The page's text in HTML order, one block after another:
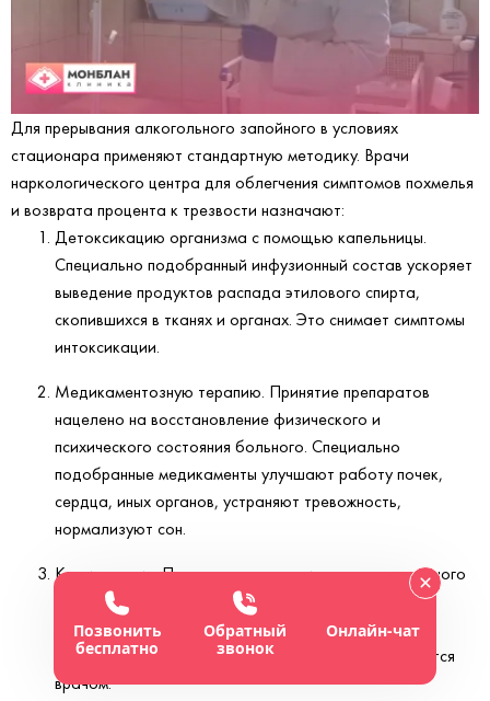
Для прерывания алкогольного запойного в условиях
стационара применяют стандартную методику. Врачи
наркологического центра для облегчения симптомов похмелья
и возврата процента к трезвости назначают:
Детоксикацию организма с помощью капельницы.
Специально подобранный инфузионный состав ускоряет
выведение продуктов распада этилового спирта,
скопившихся в тканях и органах. Это снимает симптомы
интоксикации.
Медикаментозную терапию. Принятие препаратов
нацелено на восстановление физического и
психического состояния больного. Специально
подобранные медикаменты улучшают работу почек,
сердца, иных органов, устраняют тревожность,
нормализуют сон.
Кодирование. Процедура проводится только с личного
согласия пациента. Это закрепительная терапия
помогающая избежать рецидива после выписки из
стационара. Метод и сроки кодировки определяются
врачом.
Позвонить
бесплатно
Обратный
звонок
Онлайн-чат